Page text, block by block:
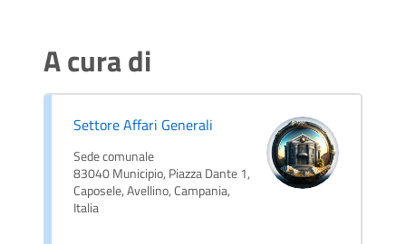
A cura di
Settore Affari Generali
Sede comunale
83040 Municipio, Piazza Dante 1,
Caposele, Avellino, Campania,
Italia